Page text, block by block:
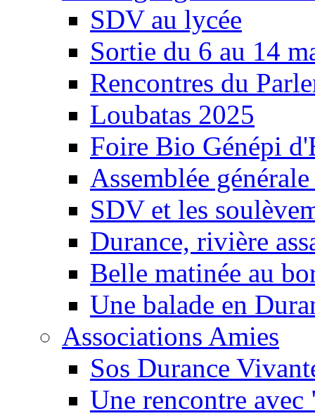
SDV au lycée
Sortie du 6 au 14
Rencontres du
Loubatas 2025
Foire Bio Génépi
Assemblée
SDV et les
Durance, rivière
Belle matinée au
Une balade en
Associations Amies
Sos Durance
Une rencontre